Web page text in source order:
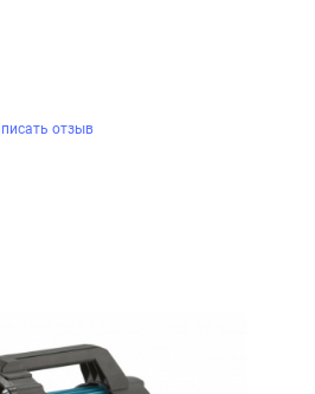
отзыв